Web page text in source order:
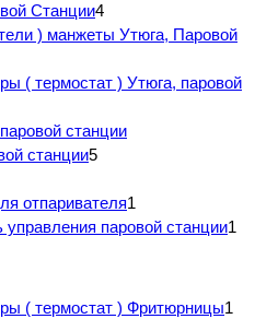
Станции4
) манжеты Утюга, Паровой
( термостат ) Утюга, паровой
станции
станции5
отпаривателя1
паровой станции1
( термостат ) Фритюрницы1